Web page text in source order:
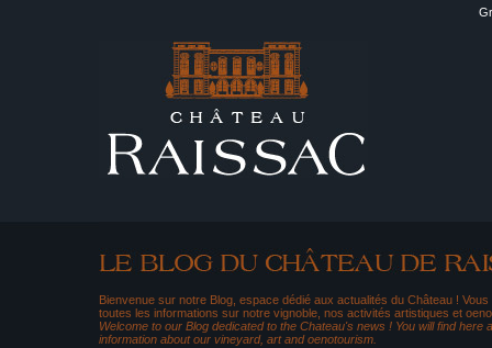
Bienvenue sur notre Blog, espace dédié aux actualités du Château !
toutes les informations sur notre vignoble, nos activités artistiques et
Welcome to our Blog dedicated to the Chateau's news ! You will find here
information about our vineyard, art and oenotourism.